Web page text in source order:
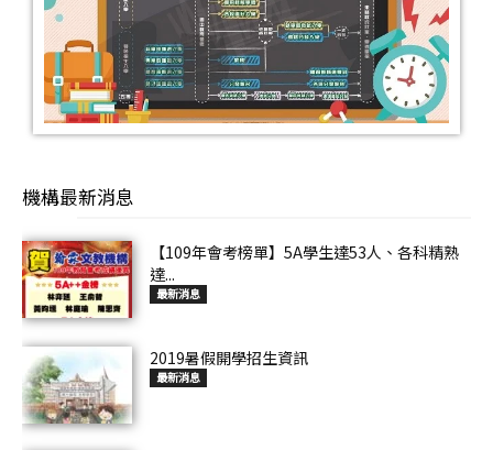
機構最新消息
【109年會考榜單】5A學生達53人、各科精熟
達...
最新消息
2019暑假開學招生資訊
最新消息